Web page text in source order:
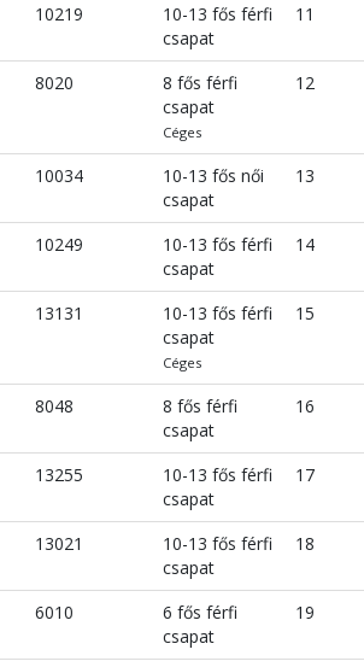
10219
10-13 fős férfi
csapat
11
8020
8 fős férfi
csapat
Céges
12
10034
10-13 fős női
csapat
13
10249
10-13 fős férfi
csapat
14
13131
10-13 fős férfi
csapat
Céges
15
8048
8 fős férfi
csapat
16
13255
10-13 fős férfi
csapat
17
13021
10-13 fős férfi
csapat
18
6010
6 fős férfi
csapat
19